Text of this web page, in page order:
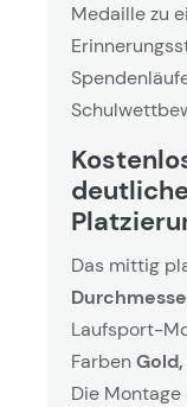
Medaille zu
Das mittig
Laufsport-
Farben
Die